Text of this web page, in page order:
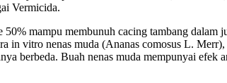
Vermicida.
mampu membunuh cacing tambang dalam
in vitro nenas muda (Ananas comosus L.
berbeda. Buah nenas muda mempunyai efek